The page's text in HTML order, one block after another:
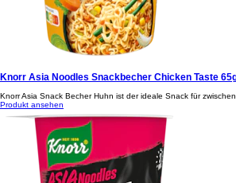
Knorr Asia Noodles Snackbecher Chicken Taste
Knorr Asia Snack Becher Huhn ist der ideale Snack für
Produkt ansehen